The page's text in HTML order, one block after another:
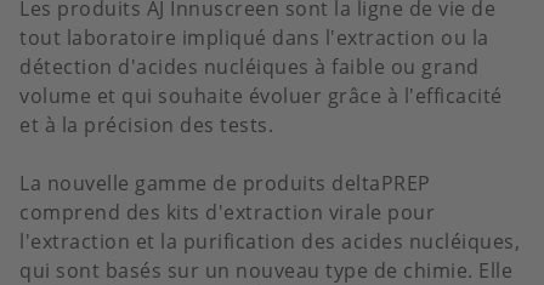
Les produits AJ Innuscreen sont la ligne de vie de
tout laboratoire impliqué dans l'extraction ou la
détection d'acides nucléiques à faible ou grand
volume et qui souhaite évoluer grâce à l'efficacité
et à la précision des tests.
La nouvelle gamme de produits deltaPREP
comprend des kits d'extraction virale pour
l'extraction et la purification des acides nucléiques,
qui sont basés sur un nouveau type de chimie. Elle